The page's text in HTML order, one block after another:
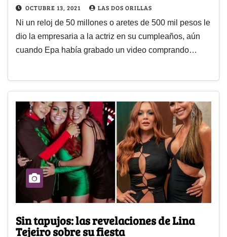
OCTUBRE 13, 2021 LAS DOS ORILLAS
Ni un reloj de 50 millones o aretes de 500 mil pesos le
dio la empresaria a la actriz en su cumpleaños, aún
cuando Epa había grabado un video comprando…
Sin tapujos: las revelaciones de Lina
Tejeiro sobre su fiesta